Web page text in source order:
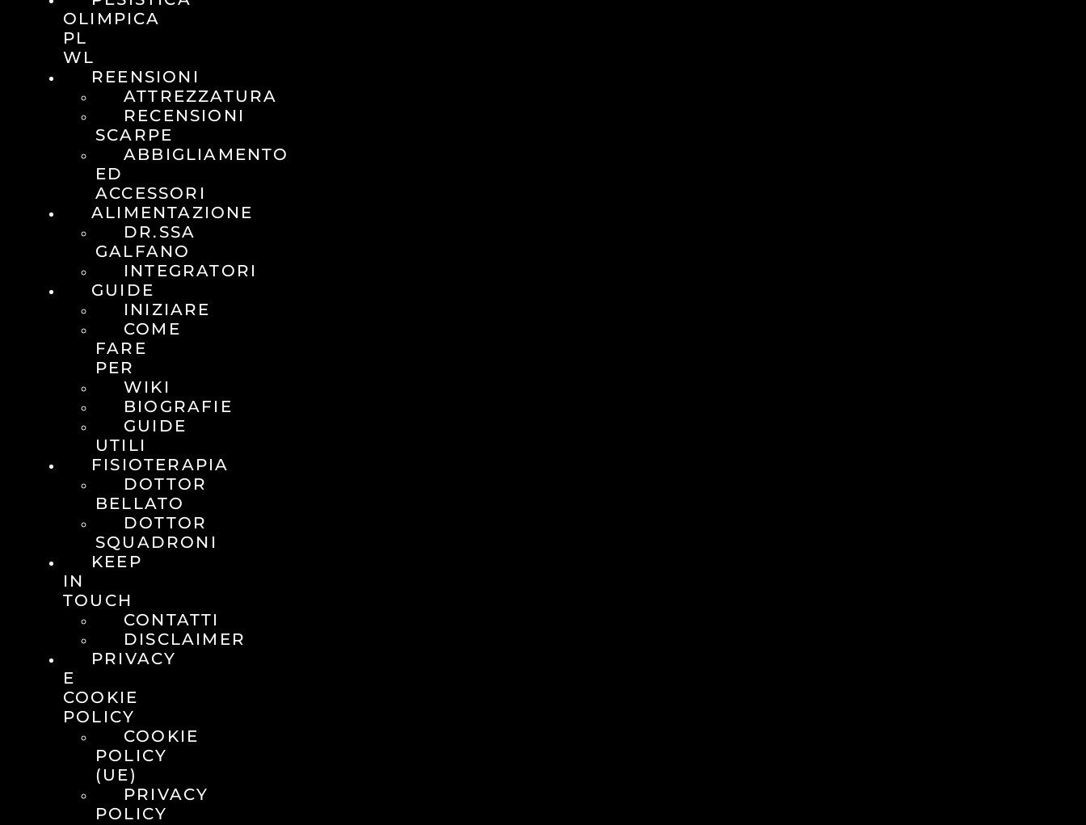
OLIMPICA
PL
WL
REENSIONI
ATTREZZATURA
RECENSIONI
SCARPE
ABBIGLIAMENTO
ED
ACCESSORI
ALIMENTAZIONE
DR.SSA
GALFANO
INTEGRATORI
GUIDE
INIZIARE
COME
FARE
PER
WIKI
BIOGRAFIE
GUIDE
UTILI
FISIOTERAPIA
DOTTOR
BELLATO
DOTTOR
SQUADRONI
KEEP
IN
TOUCH
CONTATTI
DISCLAIMER
PRIVACY
E
COOKIE
POLICY
COOKIE
POLICY
(UE)
PRIVACY
POLICY